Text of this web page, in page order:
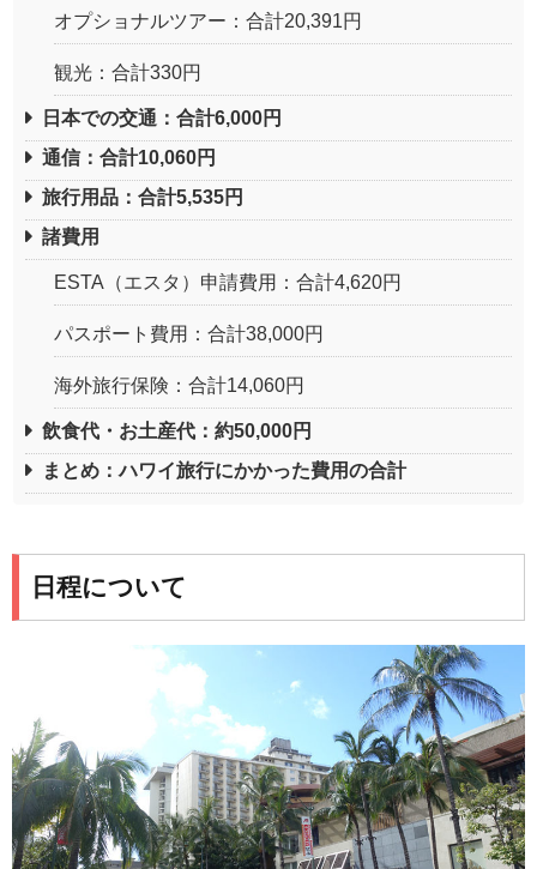
オプショナルツアー：合計20,391円
観光：合計330円
日本での交通：合計6,000円
通信：合計10,060円
旅行用品：合計5,535円
諸費用
ESTA（エスタ）申請費用：合計4,620円
パスポート費用：合計38,000円
海外旅行保険：合計14,060円
飲食代・お土産代：約50,000円
まとめ：ハワイ旅行にかかった費用の合計
日程について